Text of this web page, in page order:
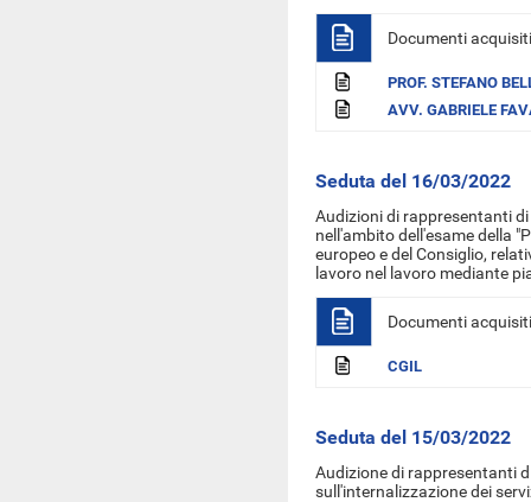
Documenti acquisiti
PROF. STEFANO
AVV. GABRIELE
Seduta del 16/03/2022
Audizioni di rappresentanti di
nell'ambito dell'esame della
europeo e del Consiglio,
lavoro nel lavoro mediante
Documenti acquisiti
CGIL
Seduta del 15/03/2022
Audizione di rappresentanti
sull'internalizzazione dei